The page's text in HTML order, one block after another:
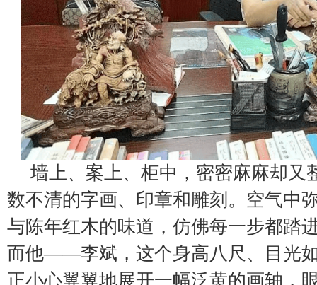
墙上、案上、柜中，密密麻麻却又
数不清的字画、印章和雕刻。空气中
与陈年红木的味道，仿佛每一步都踏
而他——李斌，这个身高八尺、目光
正小心翼翼地展开一幅泛黄的画轴，